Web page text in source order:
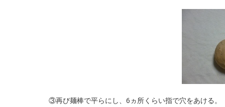
③再び麺棒で平らにし、6ヵ所くらい指で穴をあける。